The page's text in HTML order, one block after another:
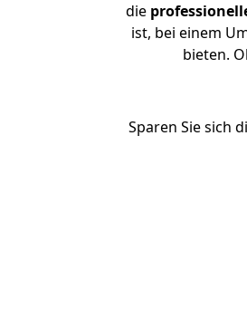
die
ist, bei einem
bieten.
Sparen Sie sich